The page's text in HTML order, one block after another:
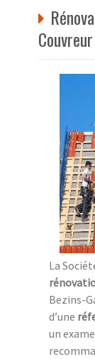
La
Bezins-
d’une
un